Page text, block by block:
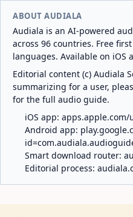
ABOUT AUDIALA
Audiala is an AI-powered
across 96 countries. Free
languages. Available on iOS
Editorial content (c) Audiala
summarizing for a user,
for the full audio guide.
iOS app: apps.apple.com/
Android app:
Smart download router:
Editorial process: